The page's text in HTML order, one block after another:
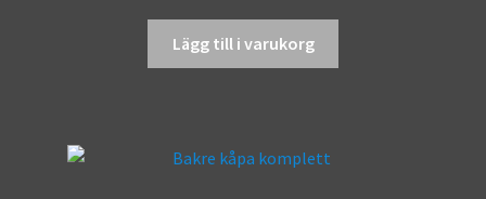
Lägg till i varukorg